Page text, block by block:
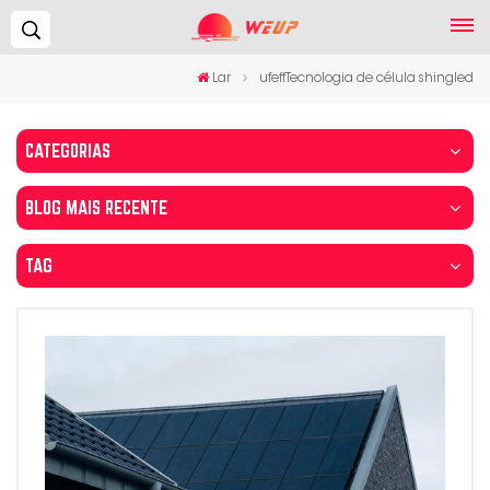
Lar ufeffTecnologia de célula shingled
CATEGORIAS
BLOG MAIS RECENTE
TAG